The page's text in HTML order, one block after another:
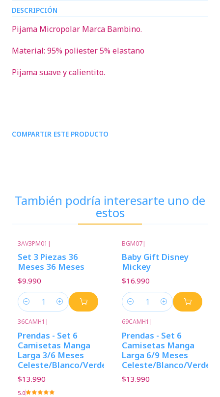
DESCRIPCIÓN
Pijama Micropolar Marca Bambino.
Material: 95% poliester 5% elastano
Pijama suave y calientito.
COMPARTIR ESTE PRODUCTO
También podría interesarte uno de
estos
3AV3PM01 |
Set 3 Piezas 36
Meses 36 Meses
$9.990
Cantidad
BGM07|
Baby Gift Disney
Mickey
$16.990
Cantidad
36CAMH1 |
Prendas - Set 6
Camisetas Manga
Larga 3/6 Meses
Celeste/Blanco/Verde
$13.990
5.0
69CAMH1 |
Prendas - Set 6
Camisetas Manga
Larga 6/9 Meses
Celeste/Blanco/Verde
$13.990